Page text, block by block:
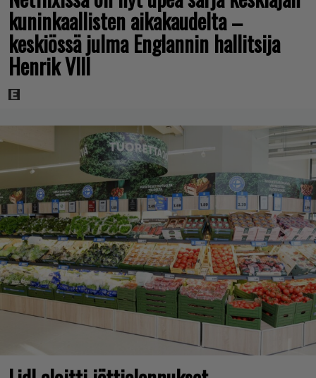
kuninkaallisten aikakaudelta –
keskiössä julma Englannin hallitsija
Henrik VIII